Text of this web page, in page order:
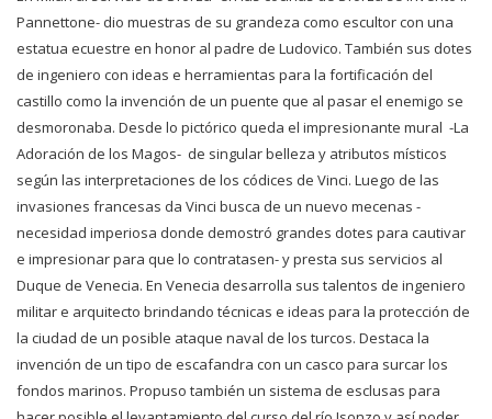
Pannettone- dio muestras de su grandeza como escultor con una
estatua ecuestre en honor al padre de Ludovico. También sus dotes
de ingeniero con ideas e herramientas para la fortificación del
castillo como la invención de un puente que al pasar el enemigo se
desmoronaba. Desde lo pictórico queda el impresionante mural -La
Adoración de los Magos- de singular belleza y atributos místicos
según las interpretaciones de los códices de Vinci. Luego de las
invasiones francesas da Vinci busca de un nuevo mecenas -
necesidad imperiosa donde demostró grandes dotes para cautivar
e impresionar para que lo contratasen- y presta sus servicios al
Duque de Venecia. En Venecia desarrolla sus talentos de ingeniero
militar e arquitecto brindando técnicas e ideas para la protección de
la ciudad de un posible ataque naval de los turcos. Destaca la
invención de un tipo de escafandra con un casco para surcar los
fondos marinos. Propuso también un sistema de esclusas para